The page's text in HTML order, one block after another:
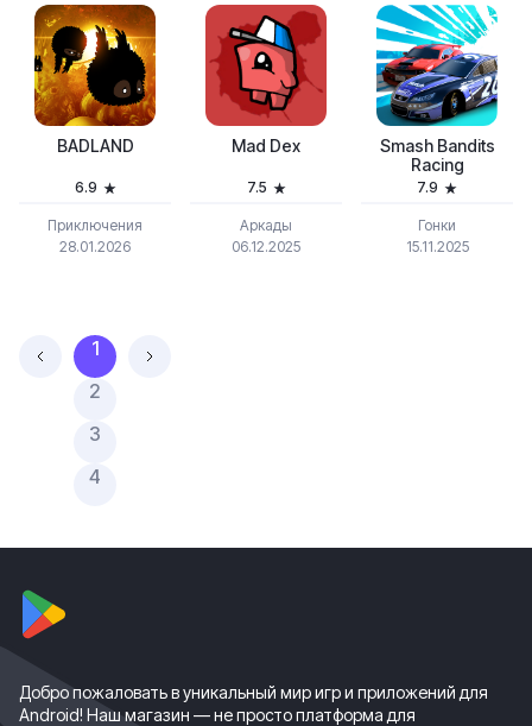
BADLAND
6.9
Приключения
28.01.2026
Mad Dex
7.5
Аркады
06.12.2025
Smash Bandits
Racing
7.9
Гонки
15.11.2025
1
2
3
4
Добро пожаловать в уникальный мир игр и приложений для
Android! Наш магазин — не просто платформа для